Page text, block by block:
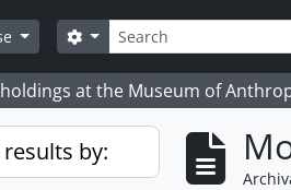
Búsqueda
Search options
at the Museum of
by: